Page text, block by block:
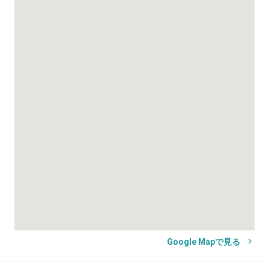
Google Mapで見る